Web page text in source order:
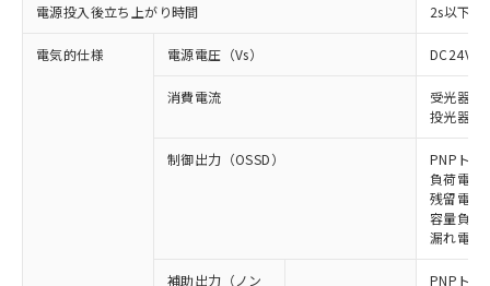
電源投入後立ち上がり時間 2s以下(
電気的仕様 電源電圧（Vs）
消費電流
受光器:
投光器:
制御出力（OSSD）
PNPトラ
負荷電流
残留電圧
容量負荷
漏れ電流
補助出力（ノン
PNPトラ